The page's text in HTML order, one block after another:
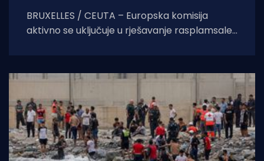
BRUXELLES / CEUTA – Europska komisija
aktivno se uključuje u rješavanje rasplamsale